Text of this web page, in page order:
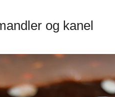
og kanel